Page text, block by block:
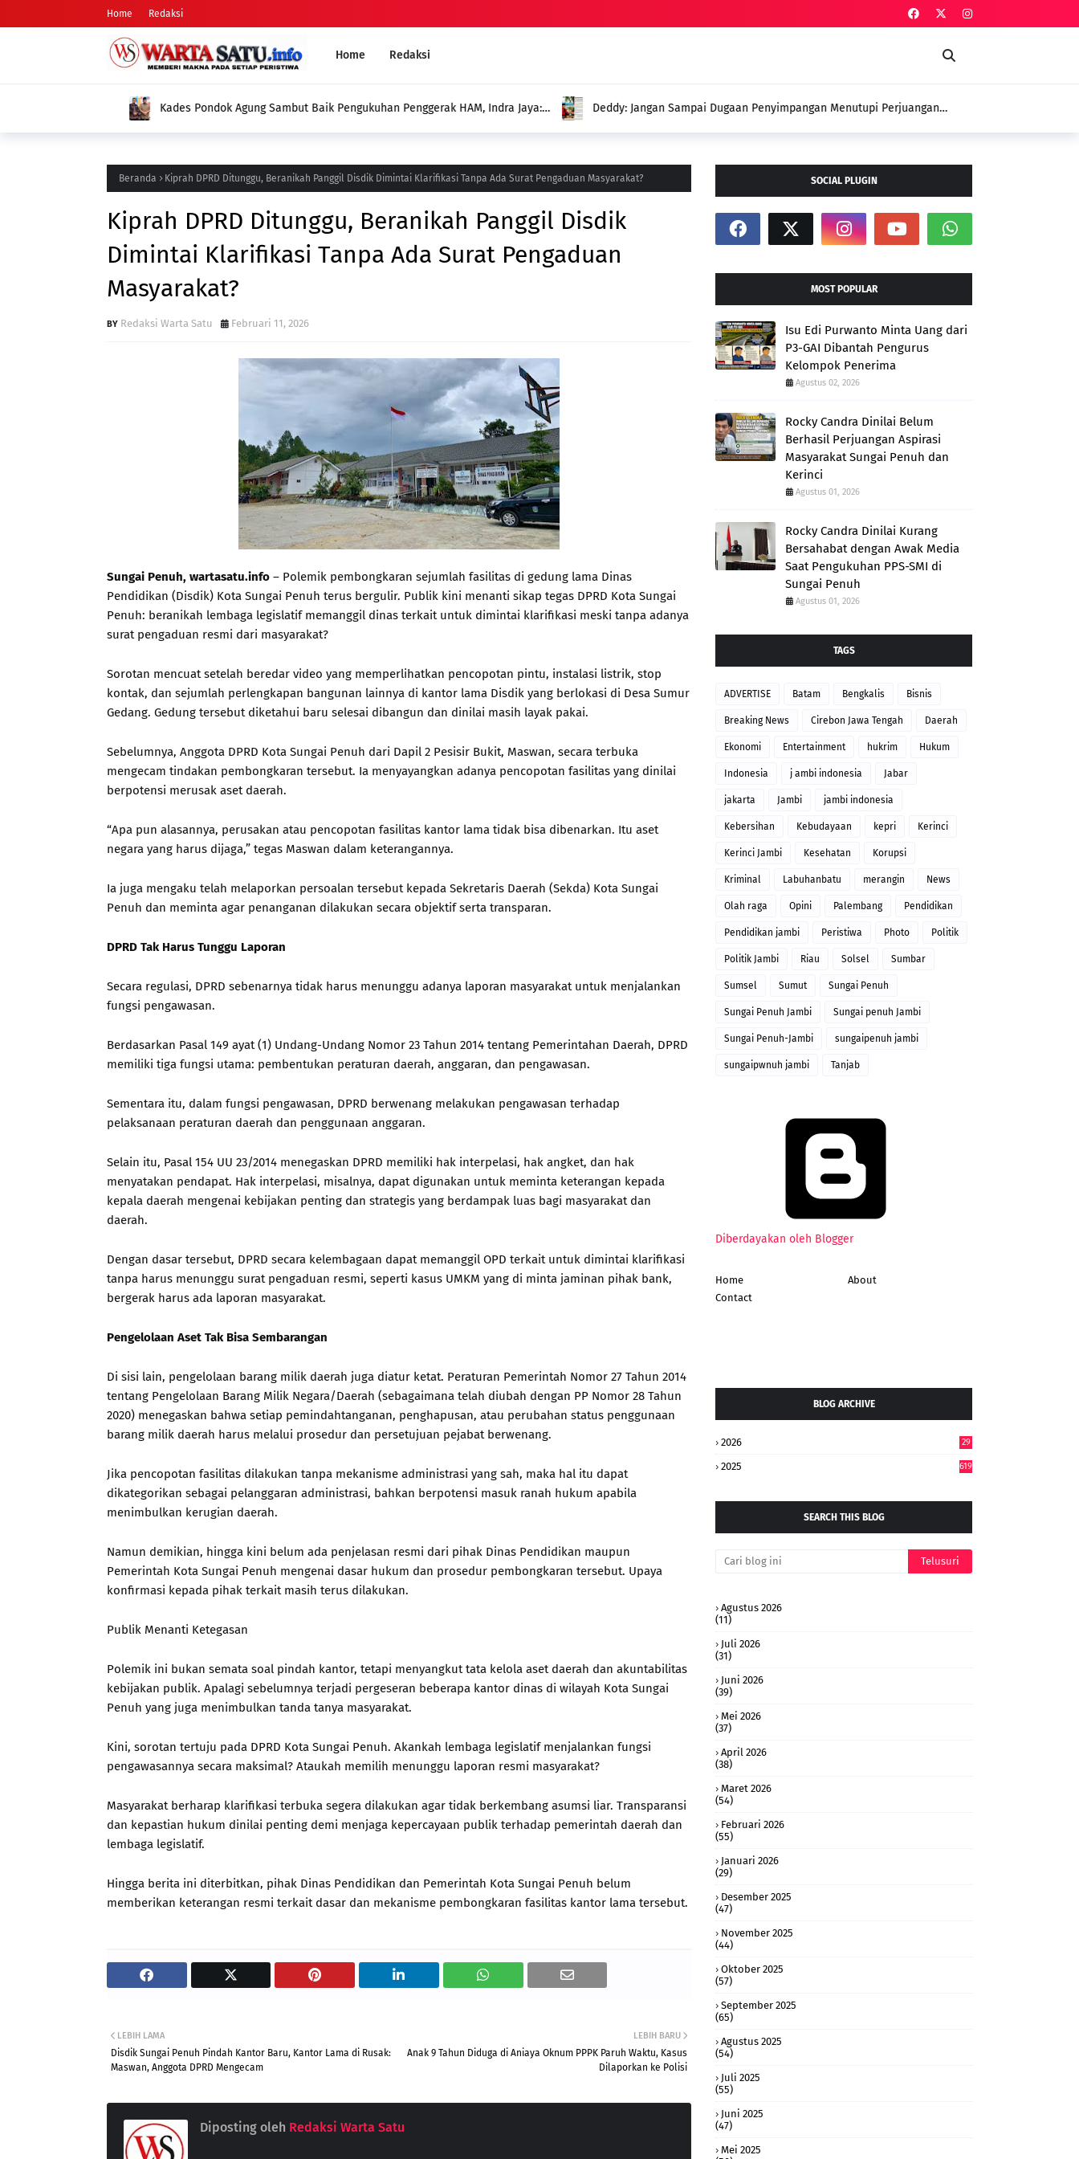
Home Redaksi
Home Redaksi
Kades Pondok Agung Sambut Baik Pengukuhan Penggerak HAM, Indra Jaya:
Jadi Nilai Plus bagi Desa Kami
Deddy: Jangan Sampai Dugaan Penyimpangan Menutupi Perjuangan
Menghadirkan Program untuk Petani
Beranda Kiprah DPRD Ditunggu, Beranikah Panggil Disdik Dimintai Klarifikasi Tanpa Ada Surat Pengaduan Masyarakat?
Kiprah DPRD Ditunggu, Beranikah Panggil Disdik
Dimintai Klarifikasi Tanpa Ada Surat Pengaduan
Masyarakat?
Redaksi Warta Satu Februari 11, 2026
Sungai Penuh, wartasatu.info – Polemik pembongkaran sejumlah fasilitas di gedung lama Dinas
Pendidikan (Disdik) Kota Sungai Penuh terus bergulir. Publik kini menanti sikap tegas DPRD Kota Sungai
Penuh: beranikah lembaga legislatif memanggil dinas terkait untuk dimintai klarifikasi meski tanpa adanya
surat pengaduan resmi dari masyarakat?
Sorotan mencuat setelah beredar video yang memperlihatkan pencopotan pintu, instalasi listrik, stop
kontak, dan sejumlah perlengkapan bangunan lainnya di kantor lama Disdik yang berlokasi di Desa Sumur
Gedang. Gedung tersebut diketahui baru selesai dibangun dan dinilai masih layak pakai.
Sebelumnya, Anggota DPRD Kota Sungai Penuh dari Dapil 2 Pesisir Bukit, Maswan, secara terbuka
mengecam tindakan pembongkaran tersebut. Ia menyayangkan adanya pencopotan fasilitas yang dinilai
berpotensi merusak aset daerah.
“Apa pun alasannya, perusakan atau pencopotan fasilitas kantor lama tidak bisa dibenarkan. Itu aset
negara yang harus dijaga,” tegas Maswan dalam keterangannya.
Ia juga mengaku telah melaporkan persoalan tersebut kepada Sekretaris Daerah (Sekda) Kota Sungai
Penuh dan meminta agar penanganan dilakukan secara objektif serta transparan.
DPRD Tak Harus Tunggu Laporan
Secara regulasi, DPRD sebenarnya tidak harus menunggu adanya laporan masyarakat untuk menjalankan
fungsi pengawasan.
Berdasarkan Pasal 149 ayat (1) Undang-Undang Nomor 23 Tahun 2014 tentang Pemerintahan Daerah, DPRD
memiliki tiga fungsi utama: pembentukan peraturan daerah, anggaran, dan pengawasan.
Sementara itu, dalam fungsi pengawasan, DPRD berwenang melakukan pengawasan terhadap
pelaksanaan peraturan daerah dan penggunaan anggaran.
Selain itu, Pasal 154 UU 23/2014 menegaskan DPRD memiliki hak interpelasi, hak angket, dan hak
menyatakan pendapat. Hak interpelasi, misalnya, dapat digunakan untuk meminta keterangan kepada
kepala daerah mengenai kebijakan penting dan strategis yang berdampak luas bagi masyarakat dan
daerah.
Dengan dasar tersebut, DPRD secara kelembagaan dapat memanggil OPD terkait untuk dimintai klarifikasi
tanpa harus menunggu surat pengaduan resmi, seperti kasus UMKM yang di minta jaminan pihak bank,
bergerak harus ada laporan masyarakat.
Pengelolaan Aset Tak Bisa Sembarangan
Di sisi lain, pengelolaan barang milik daerah juga diatur ketat. Peraturan Pemerintah Nomor 27 Tahun 2014
tentang Pengelolaan Barang Milik Negara/Daerah (sebagaimana telah diubah dengan PP Nomor 28 Tahun
2020) menegaskan bahwa setiap pemindahtanganan, penghapusan, atau perubahan status penggunaan
barang milik daerah harus melalui prosedur dan persetujuan pejabat berwenang.
Jika pencopotan fasilitas dilakukan tanpa mekanisme administrasi yang sah, maka hal itu dapat
dikategorikan sebagai pelanggaran administrasi, bahkan berpotensi masuk ranah hukum apabila
menimbulkan kerugian daerah.
Namun demikian, hingga kini belum ada penjelasan resmi dari pihak Dinas Pendidikan maupun
Pemerintah Kota Sungai Penuh mengenai dasar hukum dan prosedur pembongkaran tersebut. Upaya
konfirmasi kepada pihak terkait masih terus dilakukan.
Publik Menanti Ketegasan
Polemik ini bukan semata soal pindah kantor, tetapi menyangkut tata kelola aset daerah dan akuntabilitas
kebijakan publik. Apalagi sebelumnya terjadi pergeseran beberapa kantor dinas di wilayah Kota Sungai
Penuh yang juga menimbulkan tanda tanya masyarakat.
Kini, sorotan tertuju pada DPRD Kota Sungai Penuh. Akankah lembaga legislatif menjalankan fungsi
pengawasannya secara maksimal? Ataukah memilih menunggu laporan resmi masyarakat?
Masyarakat berharap klarifikasi terbuka segera dilakukan agar tidak berkembang asumsi liar. Transparansi
dan kepastian hukum dinilai penting demi menjaga kepercayaan publik terhadap pemerintah daerah dan
lembaga legislatif.
Hingga berita ini diterbitkan, pihak Dinas Pendidikan dan Pemerintah Kota Sungai Penuh belum
memberikan keterangan resmi terkait dasar dan mekanisme pembongkaran fasilitas kantor lama tersebut.
LEBIH BARU
Anak 9 Tahun Diduga di Aniaya Oknum PPPK Paruh Waktu, Kasus
Dilaporkan ke Polisi
LEBIH LAMA
Disdik Sungai Penuh Pindah Kantor Baru, Kantor Lama di Rusak:
Maswan, Anggota DPRD Mengecam
Diposting oleh Redaksi Warta Satu
SOCIAL PLUGIN
MOST POPULAR
Isu Edi Purwanto Minta Uang dari
P3-GAI Dibantah Pengurus
Kelompok Penerima
Agustus 02, 2026
Rocky Candra Dinilai Belum
Berhasil Perjuangan Aspirasi
Masyarakat Sungai Penuh dan
Kerinci
Agustus 01, 2026
Rocky Candra Dinilai Kurang
Bersahabat dengan Awak Media
Saat Pengukuhan PPS-SMI di
Sungai Penuh
Agustus 01, 2026
TAGS
ADVERTISE Batam Bengkalis Bisnis
Breaking News Cirebon Jawa Tengah Daerah
Ekonomi Entertainment hukrim Hukum
Indonesia j ambi indonesia Jabar
jakarta Jambi jambi indonesia
Kebersihan Kebudayaan kepri Kerinci
Kerinci Jambi Kesehatan Korupsi
Kriminal Labuhanbatu merangin News
Olah raga Opini Palembang Pendidikan
Pendidikan jambi Peristiwa Photo Politik
Politik Jambi Riau Solsel Sumbar
Sumsel Sumut Sungai Penuh
Sungai Penuh Jambi Sungai penuh Jambi
Sungai Penuh-Jambi sungaipenuh jambi
sungaipwnuh jambi Tanjab
Diberdayakan oleh Blogger
Home
About
Contact
BLOG ARCHIVE
2026
29
2025 619
SEARCH THIS BLOG
Agustus 2026
(11)
Juli 2026
(31)
Juni 2026
(39)
Mei 2026
(37)
April 2026
(38)
Maret 2026
(54)
Februari 2026
(55)
Januari 2026
(29)
Desember 2025
(47)
November 2025
(44)
Oktober 2025
(57)
September 2025
(65)
Agustus 2025
(54)
Juli 2025
(55)
Juni 2025
(47)
Mei 2025